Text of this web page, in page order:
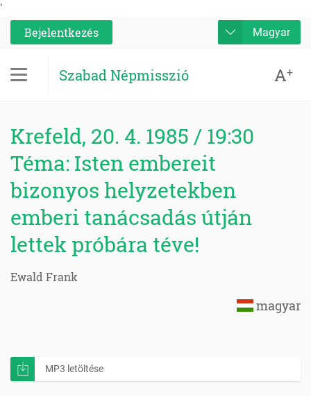
'
Bejelentkezés
Magyar
Szabad Népmisszió A+
Krefeld, 20. 4. 1985 / 19:30
Téma: Isten embereit
bizonyos helyzetekben
emberi tanácsadás útján
lettek próbára téve!
Ewald Frank
magyar
MP3 letöltése